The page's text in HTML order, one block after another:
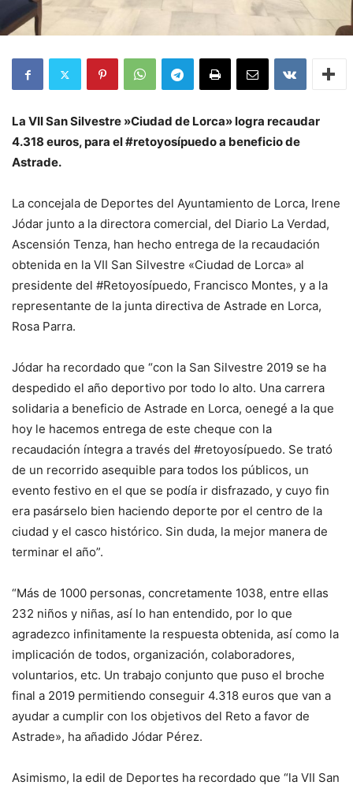
La VII San Silvestre »Ciudad de Lorca» logra recaudar
4.318 euros, para el #retoyosípuedo a beneficio de
Astrade.
La concejala de Deportes del Ayuntamiento de Lorca, Irene
Jódar junto a la directora comercial, del Diario La Verdad,
Ascensión Tenza, han hecho entrega de la recaudación
obtenida en la VII San Silvestre «Ciudad de Lorca» al
presidente del #Retoyosípuedo, Francisco Montes, y a la
representante de la junta directiva de Astrade en Lorca,
Rosa Parra.
Jódar ha recordado que “con la San Silvestre 2019 se ha
despedido el año deportivo por todo lo alto. Una carrera
solidaria a beneficio de Astrade en Lorca, oenegé a la que
hoy le hacemos entrega de este cheque con la
recaudación íntegra a través del #retoyosípuedo. Se trató
de un recorrido asequible para todos los públicos, un
evento festivo en el que se podía ir disfrazado, y cuyo fin
era pasárselo bien haciendo deporte por el centro de la
ciudad y el casco histórico. Sin duda, la mejor manera de
terminar el año”.
“Más de 1000 personas, concretamente 1038, entre ellas
232 niños y niñas, así lo han entendido, por lo que
agradezco infinitamente la respuesta obtenida, así como la
implicación de todos, organización, colaboradores,
voluntarios, etc. Un trabajo conjunto que puso el broche
final a 2019 permitiendo conseguir 4.318 euros que van a
ayudar a cumplir con los objetivos del Reto a favor de
Astrade», ha añadido Jódar Pérez.
Asimismo, la edil de Deportes ha recordado que “la VII San